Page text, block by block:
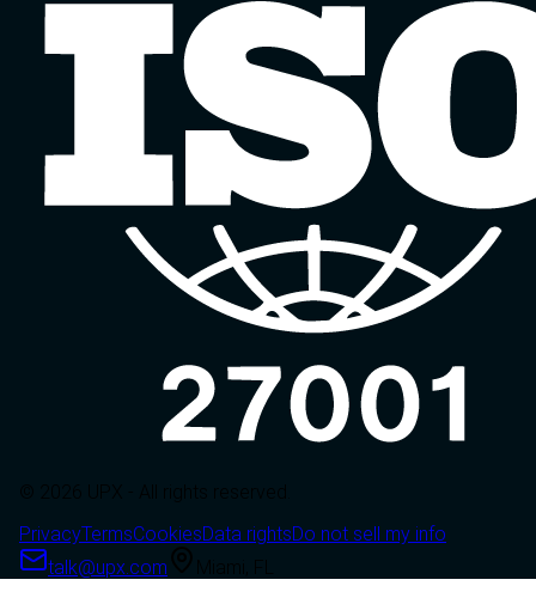
PrivacyTermsCookiesData rightsDo not sell my info
talk@upx.com